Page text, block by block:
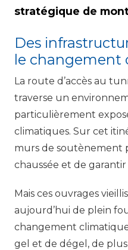
stratégique de
Des
le changement
La route d’accès au
traverse un
particulièrement
climatiques. Sur cet
murs de soutènement
chaussée et de
Mais ces ouvrages
aujourd’hui de plein
changement
gel et de dégel, de